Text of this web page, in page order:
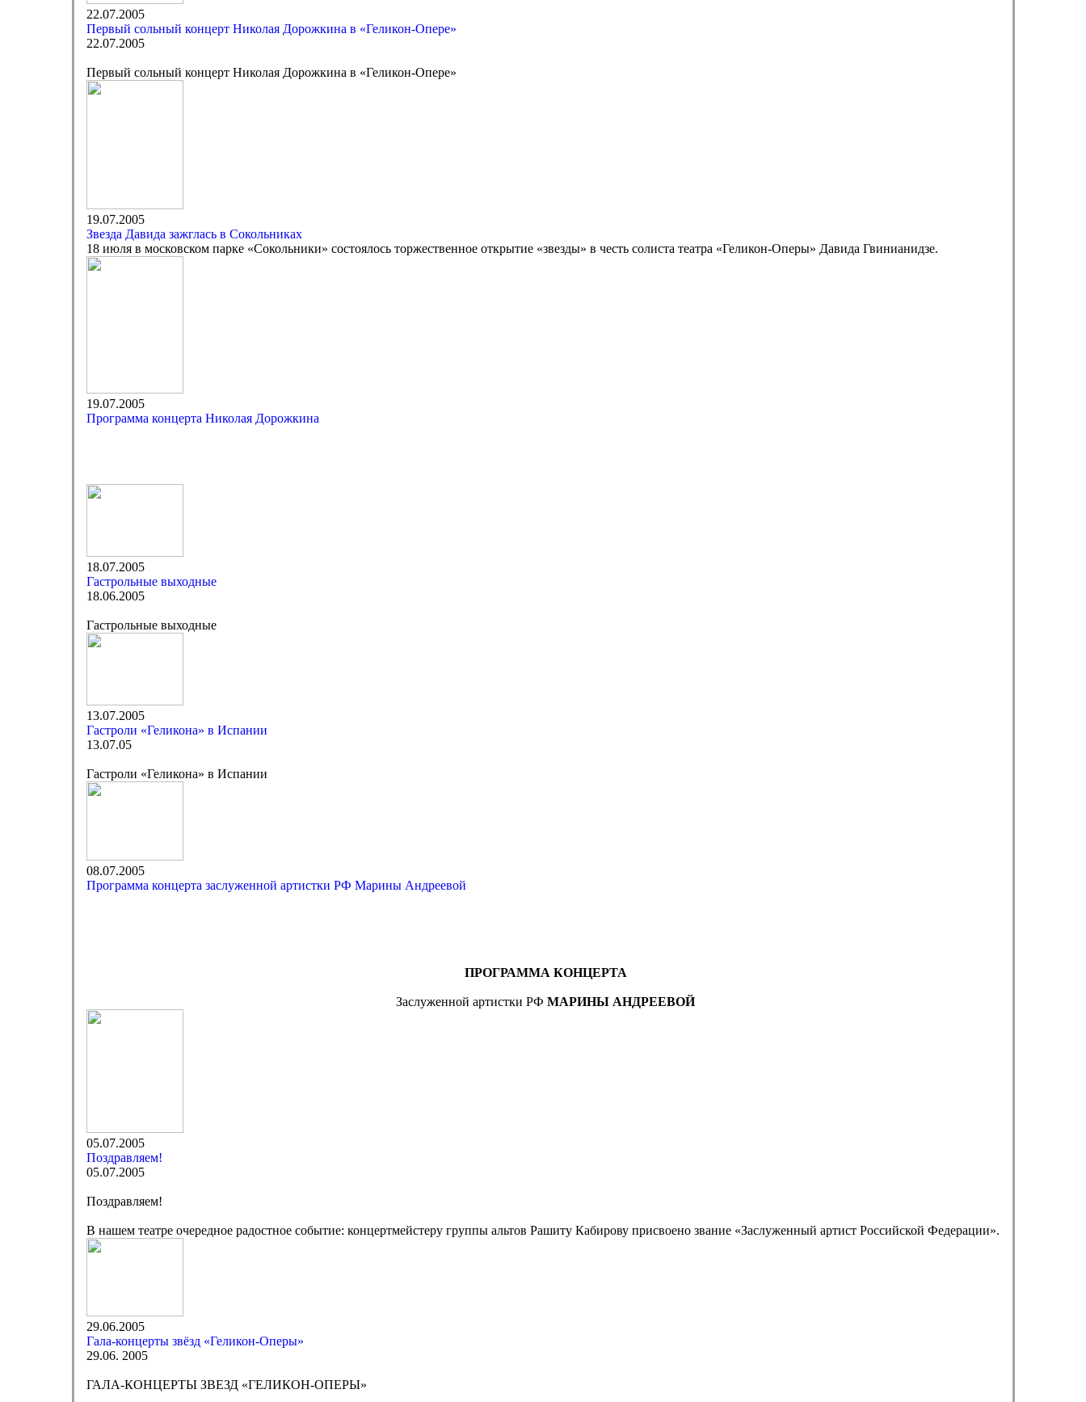
22.07.2005
Первый сольный концерт Николая Дорожкина в «Геликон-Опере»
22.07.2005
Первый сольный концерт Николая Дорожкина в «Геликон-Опере»
19.07.2005
Звезда Давида зажглась в Сокольниках
18 июля в московском парке «Сокольники» состоялось торжественное открытие «звезды» в честь солиста театра «Геликон-Оперы» Давида Гвинианидзе.
19.07.2005
Программа концерта Николая Дорожкина
18.07.2005
Гастрольные выходные
18.06.2005
Гастрольные выходные
13.07.2005
Гастроли «Геликона» в Испании
13.07.05
Гастроли «Геликона» в Испании
08.07.2005
Программа концерта заслуженной артистки РФ Марины Андреевой
ПРОГРАММА КОНЦЕРТА
Заслуженной артистки РФ МАРИНЫ АНДРЕЕВОЙ
05.07.2005
Поздравляем!
05.07.2005
Поздравляем!
В нашем театре очередное радостное событие: концертмейстеру группы альтов Рашиту Кабирову присвоено звание «Заслуженный артист Российской Федерации».
29.06.2005
Гала-концерты звёзд «Геликон-Оперы»
29.06. 2005
ГАЛА-КОНЦЕРТЫ ЗВЕЗД «ГЕЛИКОН-ОПЕРЫ»